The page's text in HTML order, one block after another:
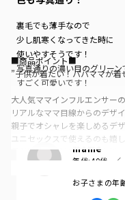
裏毛でも薄手なので
少し肌寒くなってきた時に
使いやすそうです！
写真通りの濃い目のグリーン
すごく可愛いです！
店舗受け取りにしたので送
届くのも思ってたよりも早く
mame
年代: 40代
お子さまの年
■商品ポイント■
”子供が着たい！パパママが
大人気ママインフルエンサー
リアルなママ目線からのデザ
親子でオシャレを楽しめるデ
ユニセックスで使えるのも嬉
兄弟姉妹、友達同士でのお揃
あって嬉しい♪お名前ネーム
グラフィックデザインは全部